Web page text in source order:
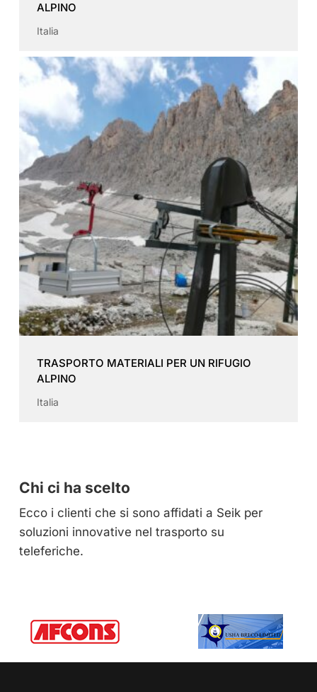
ALPINO
Italia
TRASPORTO MATERIALI PER UN RIFUGIO
ALPINO
Italia
Chi ci ha scelto
Ecco i clienti che si sono affidati a Seik per
soluzioni innovative nel trasporto su
teleferiche.